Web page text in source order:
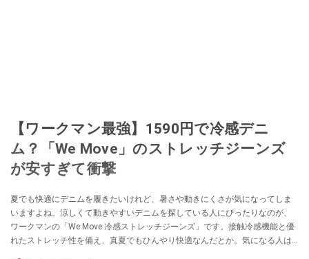
【ワークマン最強】1590円で冷感デニ
ム？「We Move」のストレッチジーンズ
が安すぎて衝撃
夏でも快適にデニムを履きたいけれど、暑さや動きにくさが気になってしま
いますよね。涼しくて動きやすいデニムを探している人にぴったりなのが、
ワークマンの「We Move 冷感ストレッチジーンズ」です。接触冷感機能と優
れたストレッチ性を備え、真夏でもひんやり快適なんだとか。気になる人は